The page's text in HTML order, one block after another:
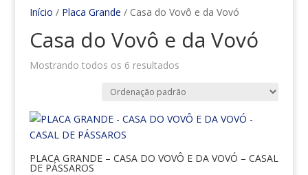
Início / Placa Grande / Casa do Vovô e da Vovó
Casa do Vovô e da Vovó
Mostrando todos os 6 resultados
PLACA GRANDE – CASA DO VOVÔ E DA VOVÓ – CASAL
DE PÁSSAROS